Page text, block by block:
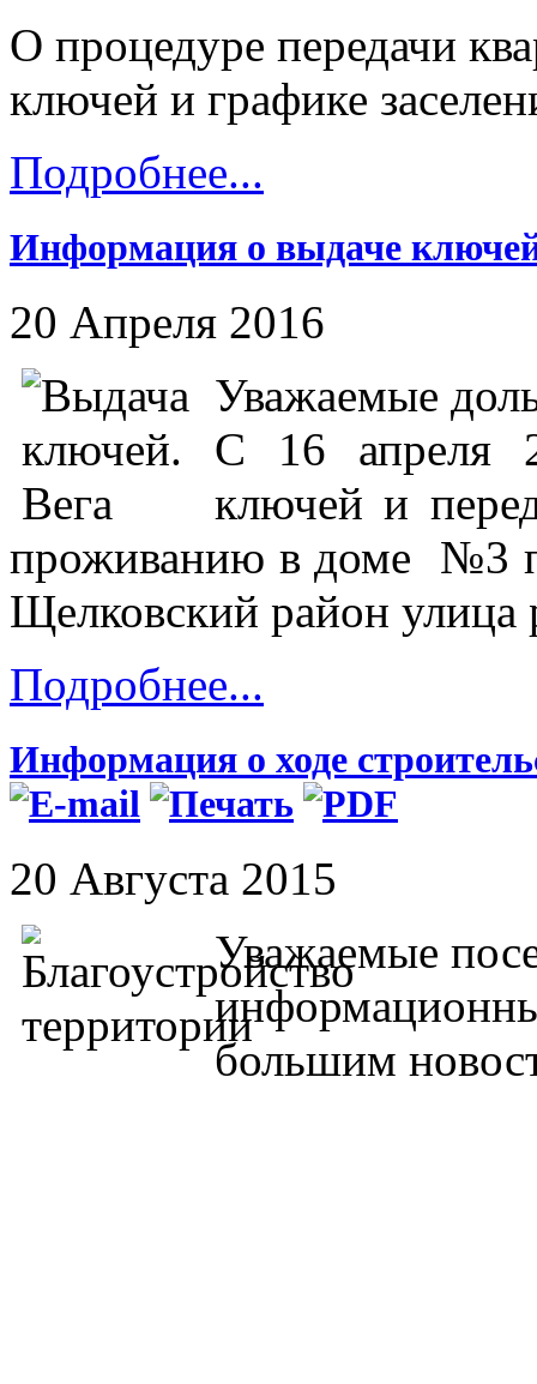
О процедуре передачи
ключей и графике
Подробнее...
Информация о выдаче
20 Апреля 2016
Уважаемые
С 16 апреля
ключей и
проживанию в доме №3
Щелковский район улица
Подробнее...
Информация о ходе
20 Августа 2015
Уважаемые
большим